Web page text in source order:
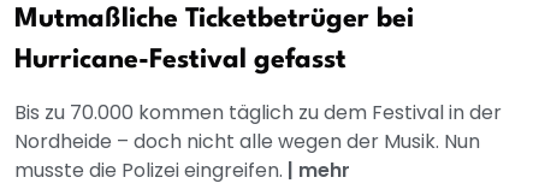
Mutmaßliche Ticketbetrüger bei
Hurricane-Festival gefasst
Bis zu 70.000 kommen täglich zu dem Festival in der
Nordheide – doch nicht alle wegen der Musik. Nun
musste die Polizei eingreifen. | mehr